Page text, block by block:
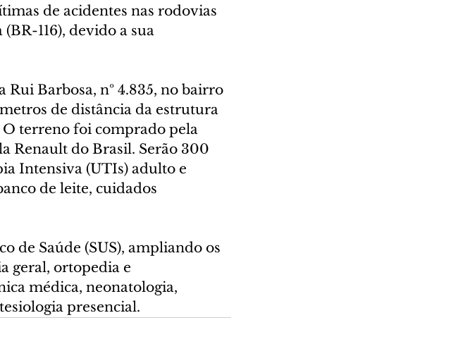
de acidentes nas rodovias
116), devido a sua
Barbosa, nº 4.835, no bairro
de distância da estrutura
O terreno foi comprado pela
Renault do Brasil. Serão 300
Intensiva (UTIs) adulto e
de leite, cuidados
de Saúde (SUS), ampliando os
geral, ortopedia e
médica, neonatologia,
presencial.